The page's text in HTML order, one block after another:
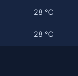
28 ℃
28 ℃